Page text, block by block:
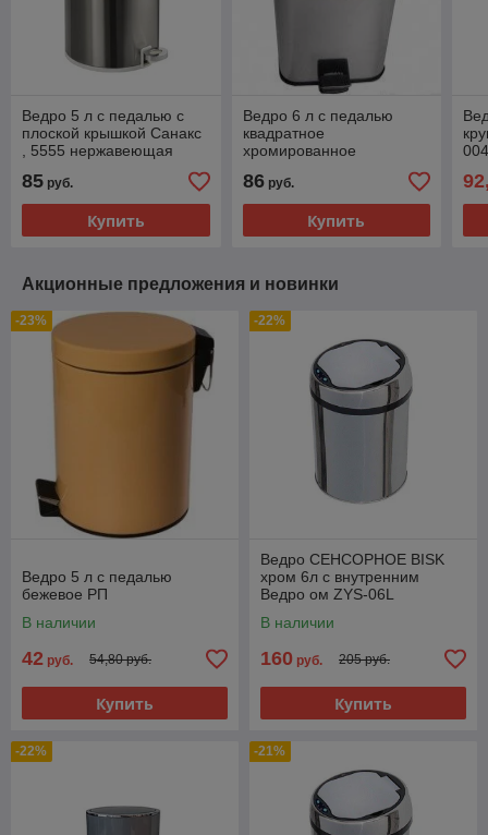
Ведро 5 л с педалью с
плоской крышкой Санакс
, 5555 нержавеющая
85 руб.
Купить
Ведро 6 л с педалью
квадратное
хромированное
86руб.
Купить
Акционные предложения и новинки
-23%
Ведро 5 л с педалью
бежевое РП
В наличии
42 руб. 54,80 руб.
Купить
-22%
Ведро СЕНСОРНОЕ BISK
хром 6л с внутренним
Ведро ом ZYS-06L
В наличии
160 руб. 205 руб.
Купить
-22% -21%